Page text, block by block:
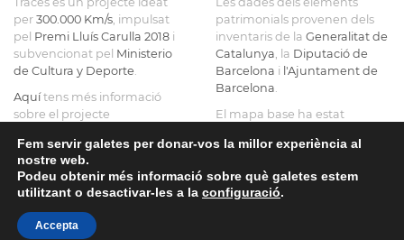
Prats de
Rei al
Museu
Castellà
per 300.000 Km/s , impulsat
pel Premi Lluís Carulla 2018 i
subvencionat pel Ministerio
de Cultura y Deporte
Aquítens més informació
sobre el projecte
Si ens vols contactar pots fer-
ho ainfo@tracesmap.org
patrimonials provenen dels
inventaris de la Generalitat de
Catalunya , la Diputació de
Barcelona i l'Ajuntament de
Barcelona
El mapa base ha estat
Direcció General del Cadastre
Geològic de Catalunya, la
Generalitat de Catalunya
Fem servir galetes per donar-vos la millor experiència al
nostre web.
Podeu obtenir més informació sobre què galetes estem
utilitzant o desactivar-les a la configuració.
Accepta